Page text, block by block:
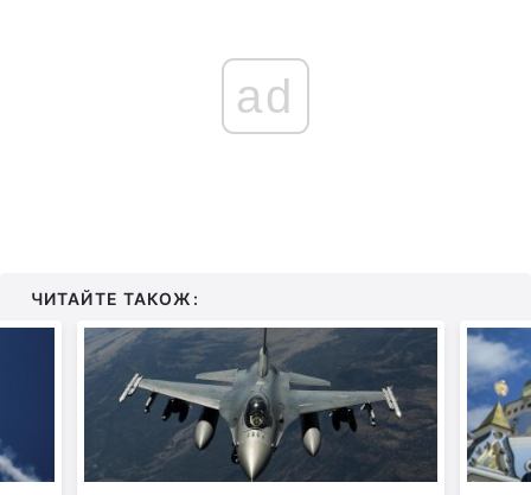
ad
ЧИТАЙТЕ ТАКОЖ: